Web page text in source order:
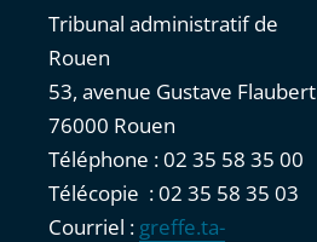
Tribunal administratif de
Rouen
53, avenue Gustave Flaubert
76000 Rouen
Téléphone : 02 35 58 35 00
Télécopie : 02 35 58 35 03
Courriel : greffe.ta-